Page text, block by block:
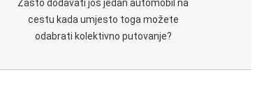
Zašto dodavati još jedan automobil na
cestu kada umjesto toga možete
odabrati kolektivno putovanje?